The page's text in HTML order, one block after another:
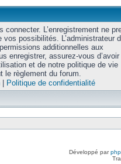
L’enregistrement ne
possibilités. L’administrateur
additionnelles aux
enregistrer, assurez-vous
et de notre politique de vie
le règlement du forum.
Politique de confidentialité
Développé par